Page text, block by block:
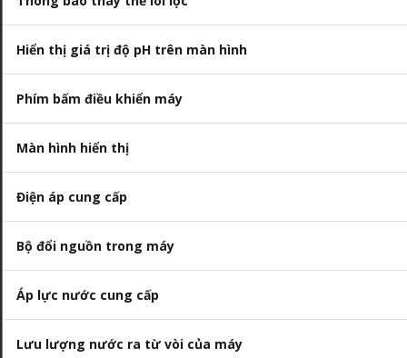
Hiển thị giá trị độ pH trên màn hình
Phím bấm điều khiển máy
Màn hình hiển thị
Điện áp cung cấp
Bộ đổi nguồn trong máy
Áp lực nước cung cấp
Lưu lượng nước ra từ vòi của máy